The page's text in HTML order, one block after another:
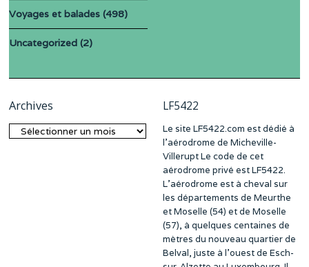
Voyages et balades (498)
Uncategorized (2)
Archives
Archives
LF5422
Le site LF5422.com est dédié à
l’aérodrome de Micheville-
Villerupt Le code de cet
aérodrome privé est LF5422.
L’aérodrome est à cheval sur
les départements de Meurthe
et Moselle (54) et de Moselle
(57), à quelques centaines de
mètres du nouveau quartier de
Belval, juste à l’ouest de Esch-